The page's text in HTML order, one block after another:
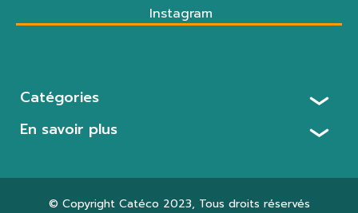
Instagram
Catégories
En savoir plus
© Copyright Catéco 2023, Tous droits réservés